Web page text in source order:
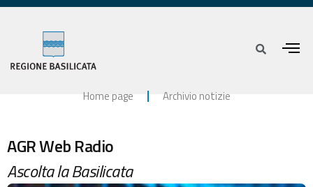
Home page Archivio notizie
AGR Web Radio
Ascolta la Basilicata